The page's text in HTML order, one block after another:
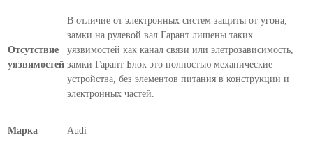
Отсутствие
уязвимостей
В отличие от электронных систем защиты от угона,
замки на рулевой вал Гарант лишены таких
уязвимостей как канал связи или элетрозависимость,
замки Гарант Блок это полностью механические
устройства, без элементов питания в конструкции и
электронных частей.
Марка Audi